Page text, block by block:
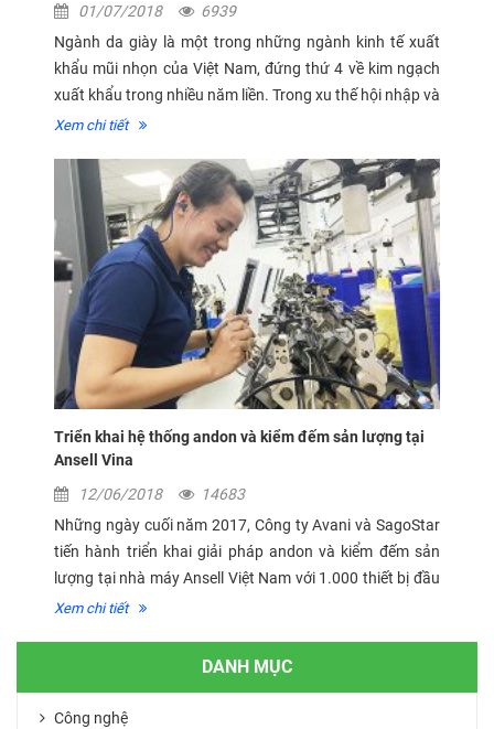
01/07/2018
6939
Ngành da giày là một trong những ngành kinh tế xuất
khẩu mũi nhọn của Việt Nam, đứng thứ 4 về kim ngạch
xuất khẩu trong nhiều năm liền. Trong xu thế hội nhập và
thị trường ngày càng cạnh tranh, xu hướng ứng dụng tự
Xem chi tiết
Triển khai hệ thống andon và kiểm đếm sản lượng tại
Ansell Vina
12/06/2018
14683
Những ngày cuối năm 2017, Công ty Avani và SagoStar
tiến hành triển khai giải pháp andon và kiểm đếm sản
lượng tại nhà máy Ansell Việt Nam với 1.000 thiết bị đầu
cuối cho 2 xưởng. Giải pháp được đưa vào vận hành và
Xem chi tiết
DANH MỤC
Công nghệ